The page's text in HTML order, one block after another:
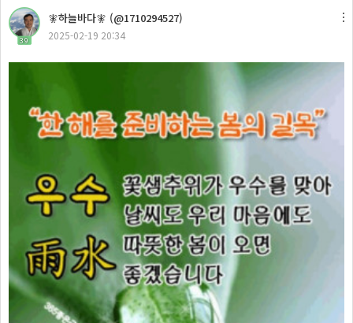
39
🧚하늘바다🧚 (@1710294527)
2025-02-19 20:34